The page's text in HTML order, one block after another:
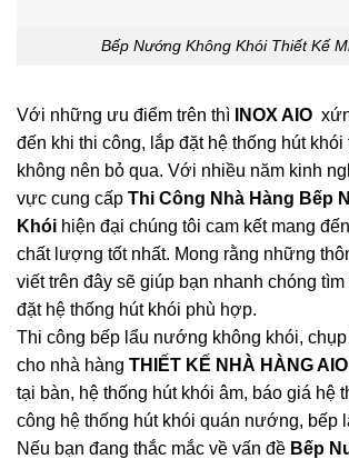
Bếp Nướng Không Khói Thiết Kế
Với những ưu điểm trên thì INOX AIO
đến khi thi công, lắp đặt hệ thống hút khói
không nên bỏ qua. Với nhiều năm kinh
vực cung cấp Thi Công Nhà Hàng Bếp
Khói hiện đại chúng tôi cam kết mang
chất lượng tốt nhất. Mong rằng những
viết trên đây sẽ giúp bạn nhanh chóng
đặt hệ thống hút khói phù hợp.
Thi công bếp lẩu nướng không khói,
cho nhà hàng THIẾT KẾ NHÀ HÀNG AIO
tại bàn, hệ thống hút khói âm, báo giá hệ
công hệ thống hút khói quán nướng, bếp
Nếu bạn đang thắc mắc về vấn đề Bếp